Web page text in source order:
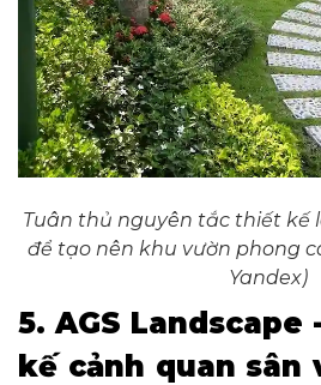
Tuân thủ nguyên tắc thiết kế
để tạo nên khu vườn phong
Yandex)
5. AGS
kế cảnh quan sân